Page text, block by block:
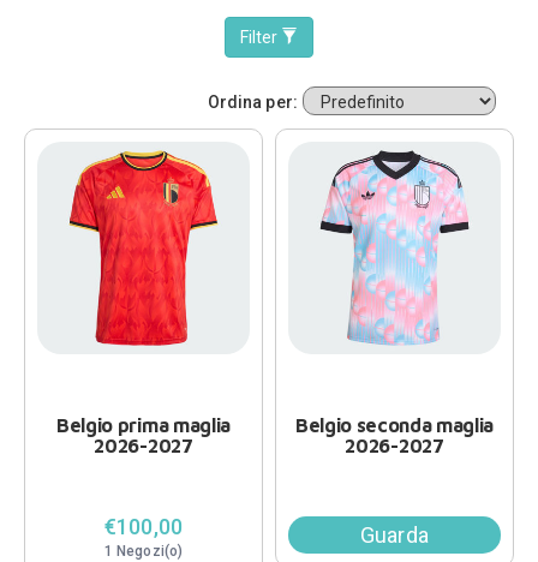
Filter
Ordina per:
Belgio prima maglia
2026-2027
€100,00
1 Negozi(o)
Belgio seconda maglia
2026-2027
Guarda